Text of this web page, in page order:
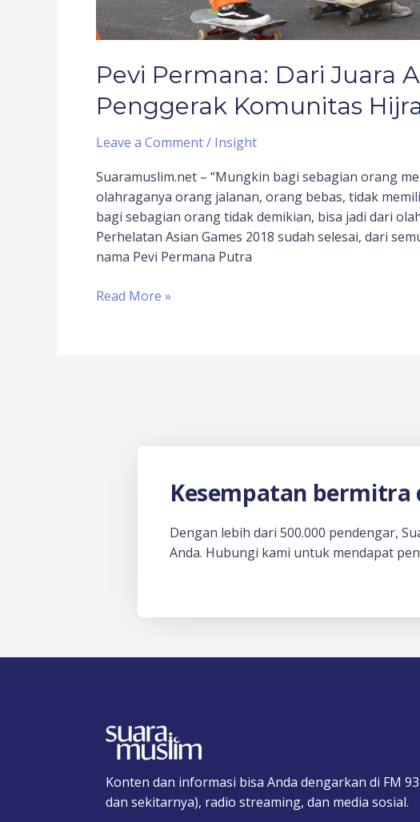
Pevi Permana: Dari Juara
Penggerak Komunitas
Leave a Comment/ Insight
Suaramuslim.net – “Mungkin bagi sebagian orang
olahraganya orang jalanan, orang bebas, tidak
bagi sebagian orang tidak demikian, bisa jadi dari
Perhelatan Asian Games 2018 sudah selesai, dari
nama Pevi Permana Putra
Read More »
Kesempatan bermitra
Dengan lebih dari 500.000 pendengar,
Anda. Hubungi kami untuk mendapat
Konten dan informasi bisa Anda dengarkan di FM
dan sekitarnya), radio streaming, dan media sosial.